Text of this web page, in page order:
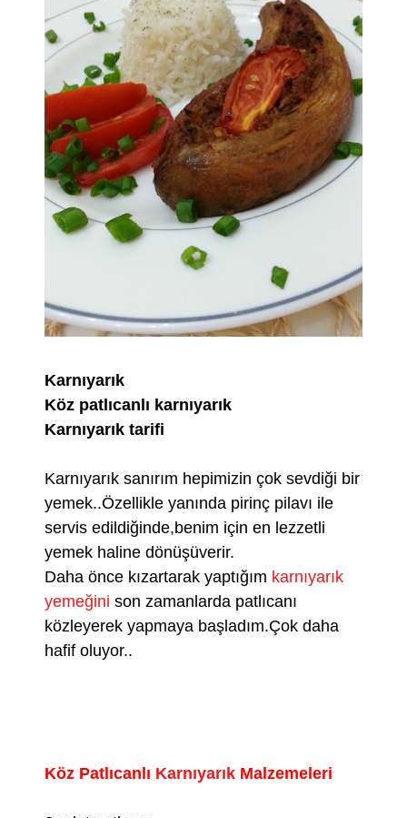
Karnıyarık
Köz patlıcanlı karnıyarık
Karnıyarık tarifi
Karnıyarık sanırım hepimizin çok sevdiği bir
yemek..Özellikle yanında pirinç pilavı ile
servis edildiğinde,benim için en lezzetli
yemek haline dönüşüverir.
Daha önce kızartarak yaptığım karnıyarık
yemeğini son zamanlarda patlıcanı
közleyerek yapmaya başladım.Çok daha
hafif oluyor..
Köz Patlıcanlı Karnıyarık Malzemeleri